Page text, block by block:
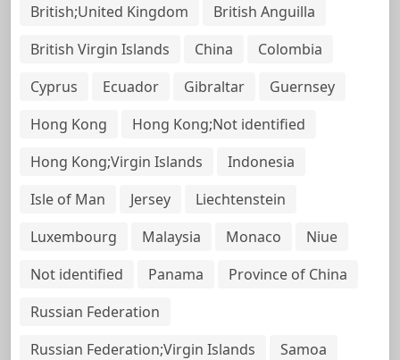
British;United Kingdom
British Anguilla
British Virgin Islands
China
Colombia
Cyprus
Ecuador Gibraltar
Guernsey
Hong Kong
Hong Kong;Not identified
Hong Kong;Virgin Islands
Indonesia
Isle of Man
Jersey
Liechtenstein
Luxembourg
Malaysia Monaco
Niue
Not identified
Panama
Province of China
Russian Federation
Russian Federation;Virgin Islands
Samoa